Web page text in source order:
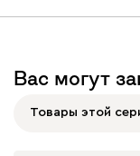
Вас могут
Товары этой